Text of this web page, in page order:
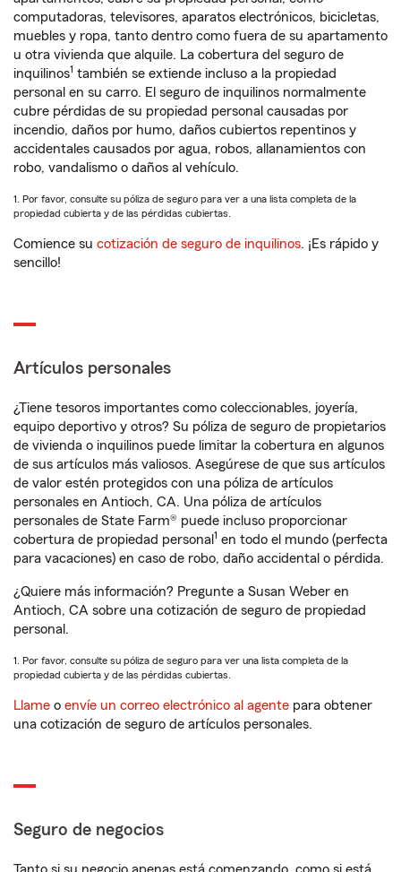
computadoras, televisores, aparatos electrónicos, bicicletas,
muebles y ropa, tanto dentro como fuera de su apartamento
u otra vivienda que alquile. La cobertura del seguro de
inquilinos1 también se extiende incluso a la propiedad
personal en su carro. El seguro de inquilinos normalmente
cubre pérdidas de su propiedad personal causadas por
incendio, daños por humo, daños cubiertos repentinos y
accidentales causados por agua, robos, allanamientos con
robo, vandalismo o daños al vehículo.
1. Por favor, consulte su póliza de seguro para ver a una lista completa de la
propiedad cubierta y de las pérdidas cubiertas.
Comience su cotización de seguro de inquilinos. ¡Es rápido y
sencillo!
Artículos personales
¿Tiene tesoros importantes como coleccionables, joyería,
equipo deportivo y otros? Su póliza de seguro de propietarios
de vivienda o inquilinos puede limitar la cobertura en algunos
de sus artículos más valiosos. Asegúrese de que sus artículos
de valor estén protegidos con una póliza de artículos
personales en Antioch, CA. Una póliza de artículos
personales de State Farm® puede incluso proporcionar
cobertura de propiedad personal 1 en todo el mundo (perfecta
para vacaciones) en caso de robo, daño accidental o pérdida.
¿Quiere más información? Pregunte a Susan Weber en
Antioch, CA sobre una cotización de seguro de propiedad
personal.
1. Por favor, consulte su póliza de seguro para ver una lista completa de la
propiedad cubierta y de las pérdidas cubiertas.
Llame o envíe un correo electrónico al agente para obtener
una cotización de seguro de artículos personales.
Seguro de negocios